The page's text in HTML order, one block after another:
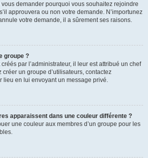
demander pourquoi vous souhaitez rejoindre
approuvera ou non votre demande. N’importunez
votre demande, il a sûrement ses raisons.
groupe ?
par l’administrateur, il leur est attribué un chef
un groupe d’utilisateurs, contactez
lieu en lui envoyant un message privé.
apparaissent dans une couleur différente ?
une couleur aux membres d’un groupe pour les